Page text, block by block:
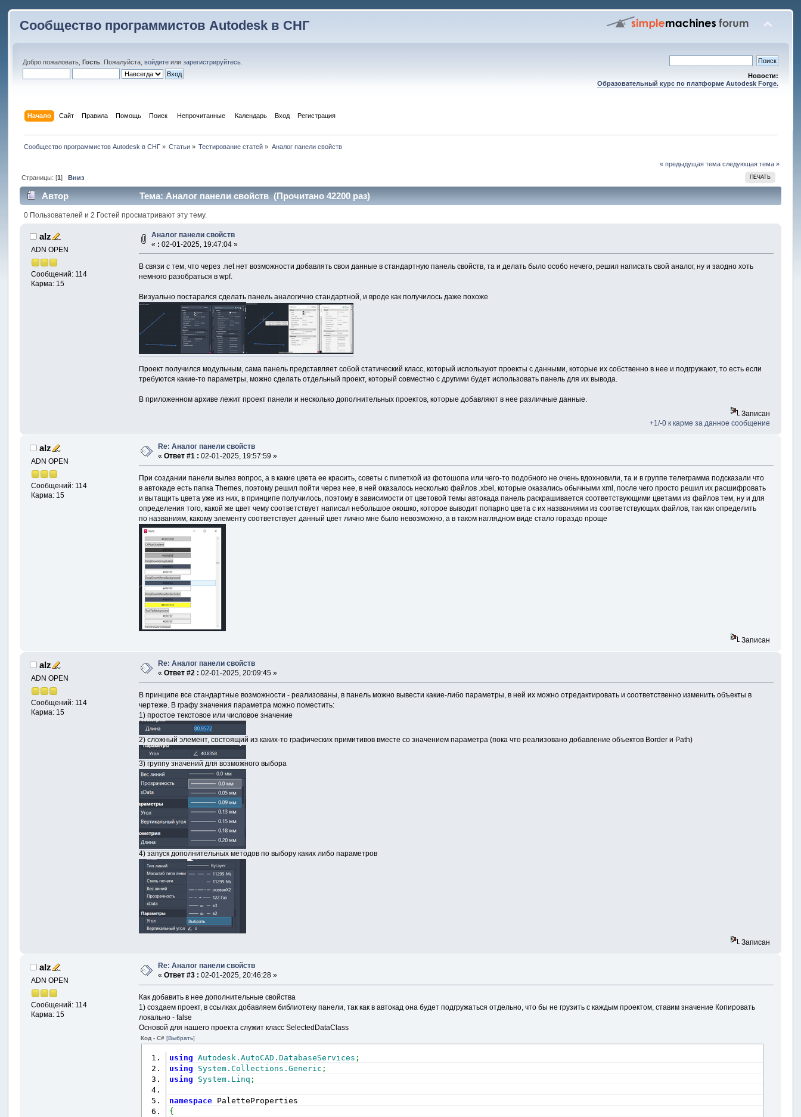
Сообщество программистов Autodesk в СНГ
Добро пожаловать,Гость . Пожалуйста,войдите илизарегистрируйтесь
Новости:
Образовательный курс по платформе Autodesk Forge.
Начало Сайт Правила Помощь Поиск Непрочитанные Календарь Вход Регистрация
Сообщество программистов Autodesk в СНГ» Статьи » Тестирование статей » Аналог панели свойств
« предыдущая тема следующая тема »
ПЕЧАТЬ
Страницы: [1] Вниз
Автор Тема: Аналог панели свойств (Прочитано 42200 раз)
0 Пользователей и 2 Гостей просматривают эту тему.
alz
ADN OPEN
Сообщений: 114
Карма: 15
Аналог панели свойств
« : 02-01-2025, 19:47:04 »
В связи с тем, что через .net нет возможности добавлять свои данные в стандартную панель свойств, та и делать было особо нечего, решил написать свой аналог, ну и заодно хоть
немного разобраться в wpf.
Визуально постарался сделать панель аналогично стандартной, и вроде как получилось даже похоже
Проект получился модульным, сама панель представляет собой статический класс, который используют проекты с данными, которые их собственно в нее и подгружают, то есть если
требуются какие-то параметры, можно сделать отдельный проект, который совместно с другими будет использовать панель для их вывода.
В приложенном архиве лежит проект панели и несколько дополнительных проектов, которые добавляют в нее различные данные.
Записан
+1/-0 к карме за данное сообщение
alz
ADN OPEN
Сообщений: 114
Карма: 15
Re: Аналог панели свойств
«Ответ #1 : 02-01-2025, 19:57:59 »
При создании панели вылез вопрос, а в какие цвета ее красить, советы с пипеткой из фотошопа или чего-то подобного не очень вдохновили, та и в группе телеграмма подсказали что
в автокаде есть папка Themes, поэтому решил пойти через нее, в ней оказалось несколько файлов .xbel, которые оказались обычными xml, после чего просто решил их расшифровать
и вытащить цвета уже из них, в принципе получилось, поэтому в зависимости от цветовой темы автокада панель раскрашивается соответствующими цветами из файлов тем, ну и для
определения того, какой же цвет чему соответствует написал небольшое окошко, которое выводит попарно цвета с их названиями из соответствующих файлов, так как определить
по названиям, какому элементу соответствует данный цвет лично мне было невозможно, а в таком наглядном виде стало гораздо проще
Записан
alz
ADN OPEN
Сообщений: 114
Карма: 15
Re: Аналог панели свойств
«Ответ #2 : 02-01-2025, 20:09:45 »
В принципе все стандартные возможности - реализованы, в панель можно вывести какие-либо параметры, в ней их можно отредактировать и соответственно изменить объекты в
чертеже. В графу значения параметра можно поместить:
1) простое текстовое или числовое значение
2) сложный элемент, состоящий из каких-то графических примитивов вместе со значением параметра (пока что реализовано добавление объектов Border и Path)
3) группу значений для возможного выбора
4) запуск дополнительных методов по выбору каких либо параметров
Записан
alz
ADN OPEN
Сообщений: 114
Карма: 15
Re: Аналог панели свойств
«Ответ #3 : 02-01-2025, 20:46:28 »
Как добавить в нее дополнительные свойства
1) создаем проект, в ссылках добавляем библиотеку панели, так как в автокад она будет подгружаться отдельно, что бы не грузить с каждым проектом, ставим значение Копировать
локально - false
Основой для нашего проекта служит класс SelectedDataClass
Код - C#[Выбрать]
using Autodesk.AutoCAD.DatabaseServices ;
using
System.Collections.Generic ;
using
System.Linq ;
namespace PaletteProperties
{